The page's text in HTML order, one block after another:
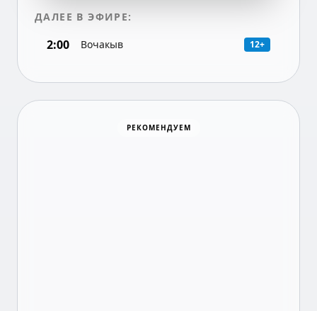
ДАЛЕЕ В ЭФИРЕ:
2:00 Вочакыв 12+
РЕКОМЕНДУЕМ
Суши Wok